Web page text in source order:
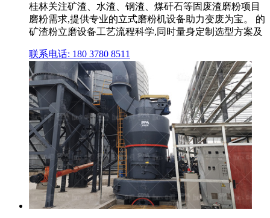
桂林关注矿渣、水渣、钢渣、煤矸石等固废渣磨粉项目
磨粉需求,提供专业的立式磨粉机设备助力变废为宝。 的
矿渣粉立磨设备工艺流程科学,同时量身定制选型方案及
联系电话: 180 3780 8511